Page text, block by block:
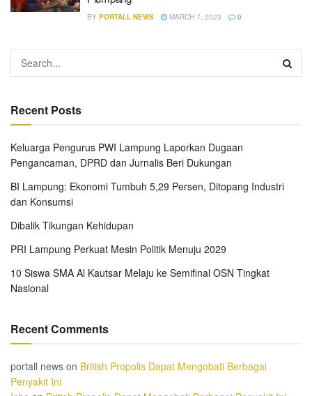
BY PORTALL NEWS MARCH 7, 2023 0
Recent Posts
Keluarga Pengurus PWI Lampung Laporkan Dugaan
Pengancaman, DPRD dan Jurnalis Beri Dukungan
BI Lampung: Ekonomi Tumbuh 5,29 Persen, Ditopang Industri
dan Konsumsi
Dibalik Tikungan Kehidupan
PRI Lampung Perkuat Mesin Politik Menuju 2029
10 Siswa SMA Al Kautsar Melaju ke Semifinal OSN Tingkat
Nasional
Recent Comments
portall news on British Propolis Dapat Mengobati Berbagai
Penyakit Ini